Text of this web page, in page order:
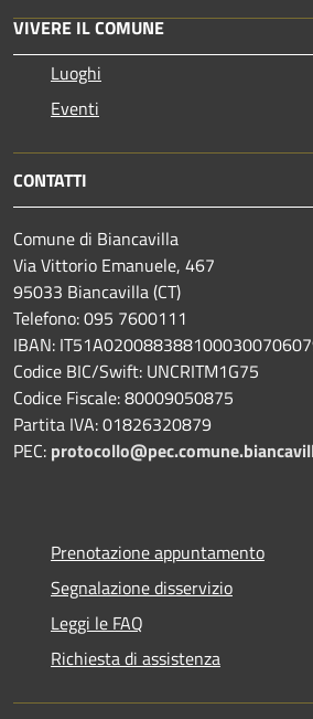
VIVERE IL COMUNE
Luoghi
Eventi
CONTATTI
Comune di Biancavilla
Via Vittorio Emanuele, 467
95033 Biancavilla (CT)
Telefono: 095 7600111
IBAN:
Codice BIC/Swift: UNCRITM1G75
Codice Fiscale: 80009050875
Partita IVA: 01826320879
PEC:
Prenotazione appuntamento
Segnalazione disservizio
Leggi le FAQ
Richiesta di assistenza